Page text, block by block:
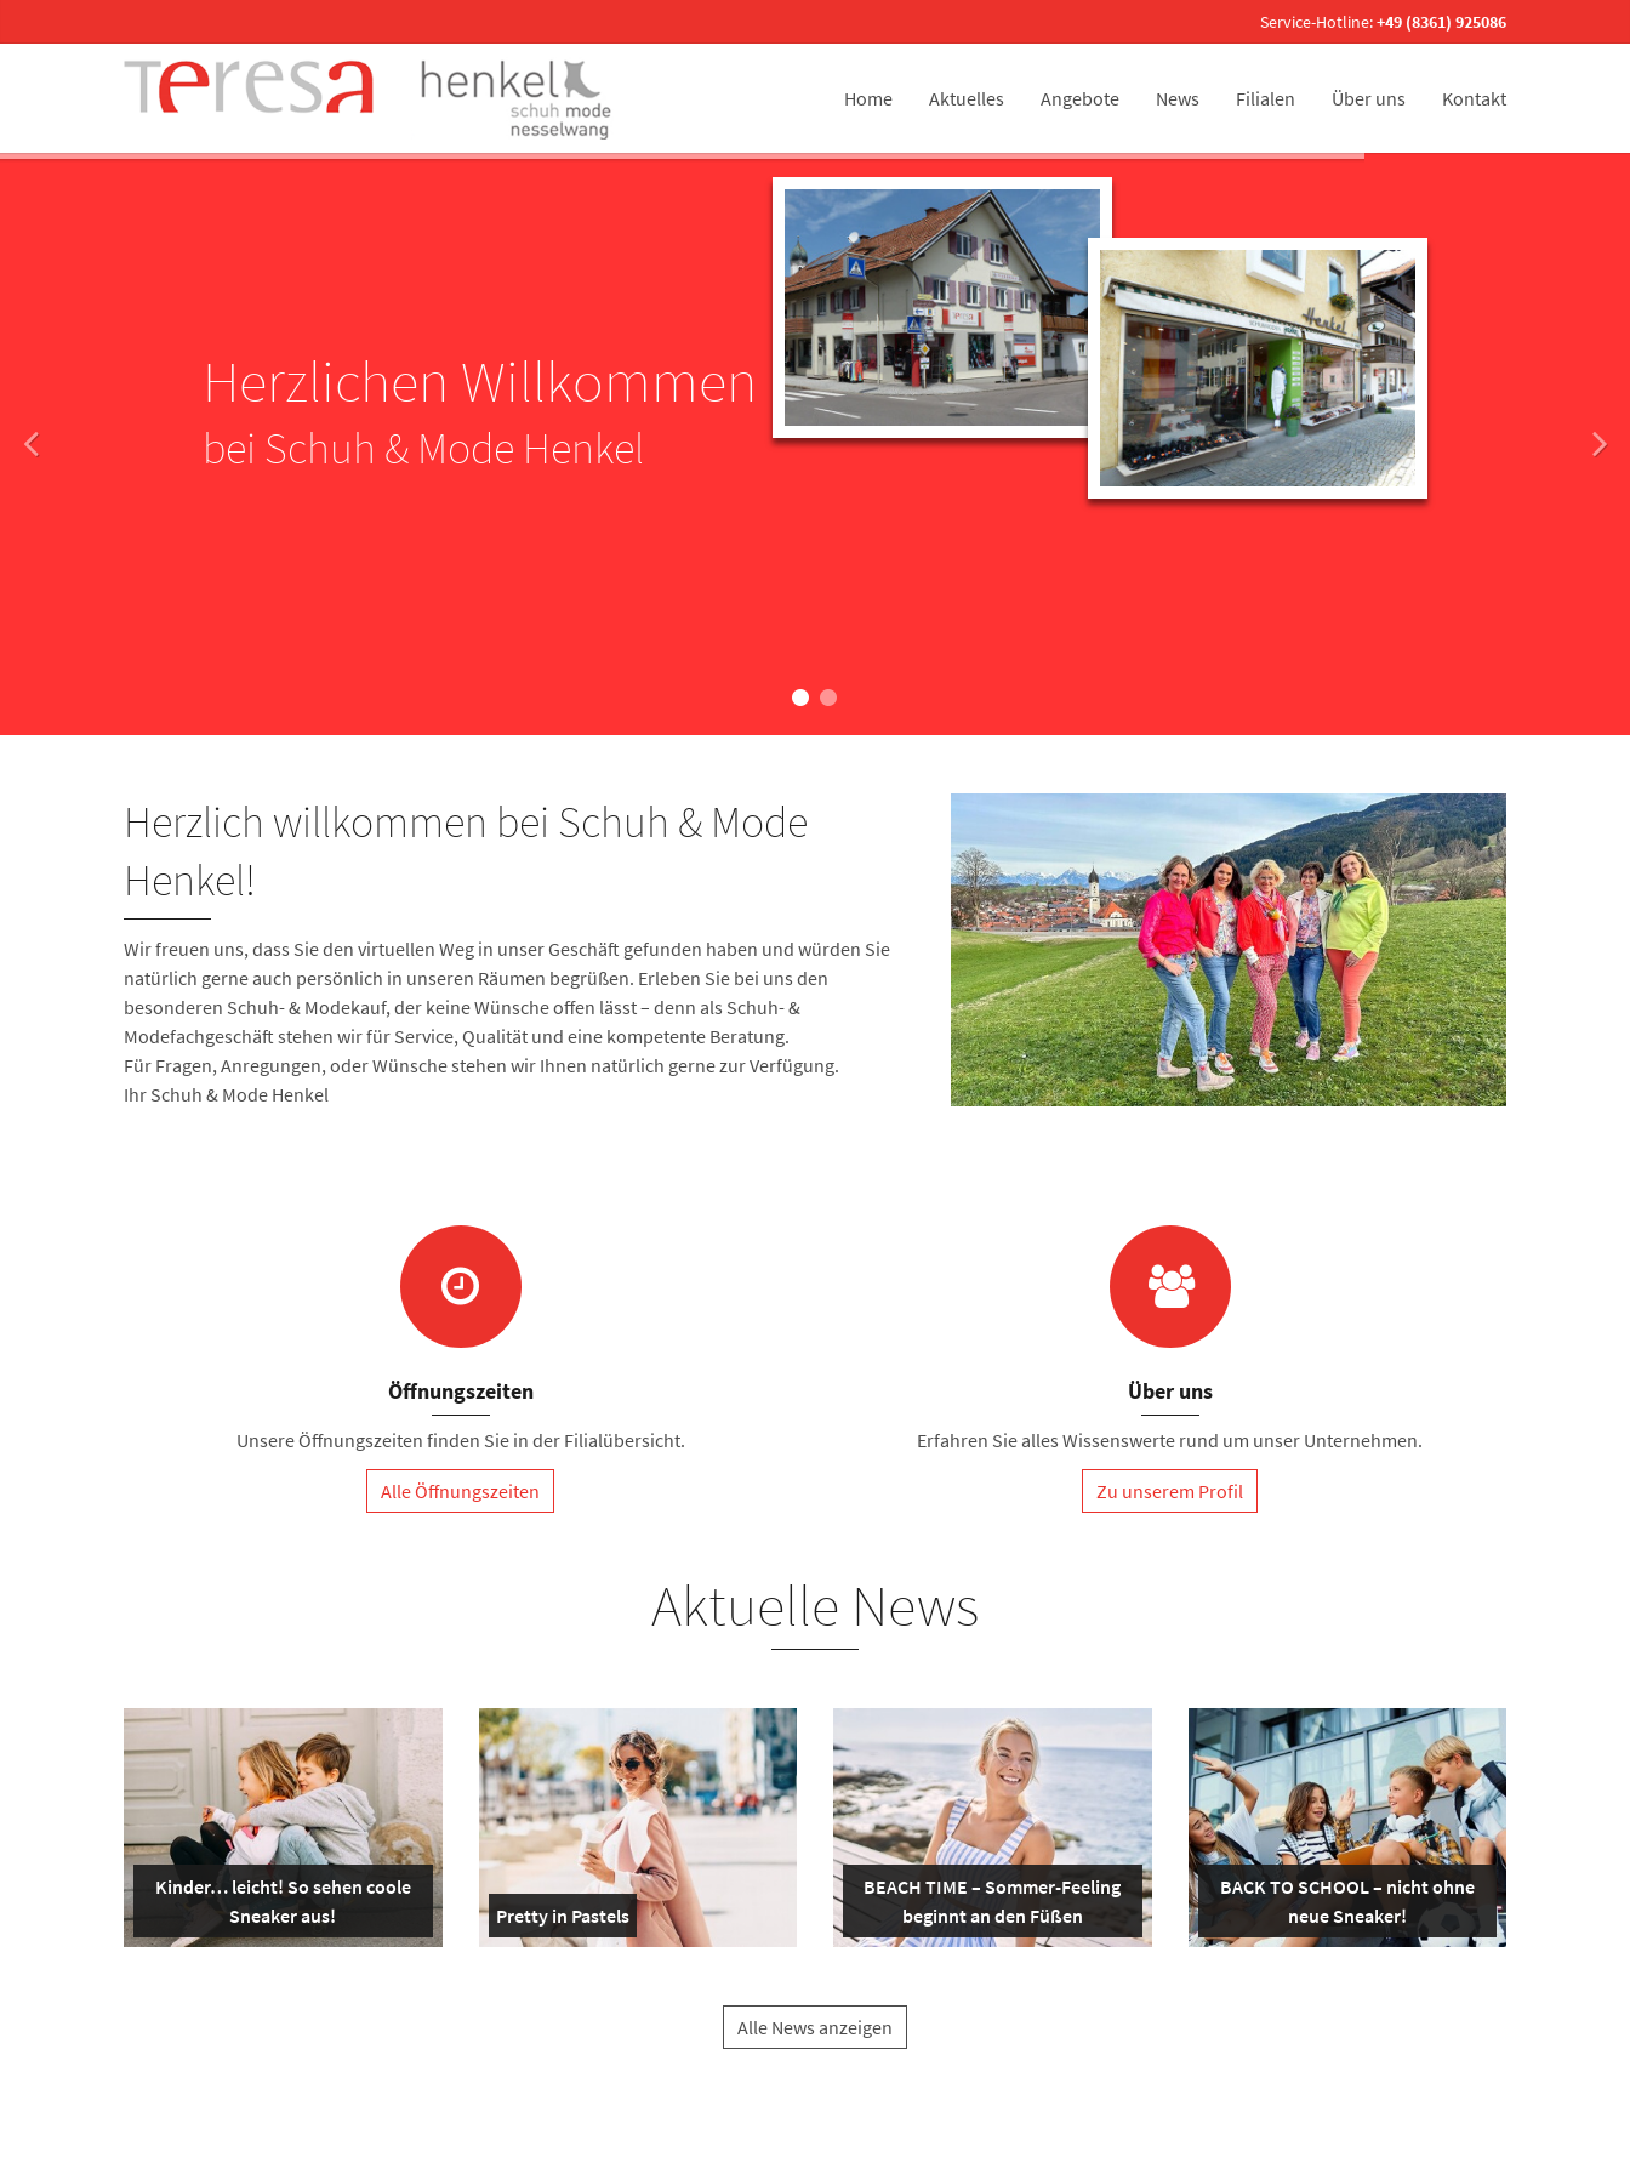
Service-Hotline:+49 (8361) 925086
Home Aktuelles Angebote News Filialen Über uns Kontakt
Herzlichen Willkommen
bei Schuh & Mode Henkel
Herzlich willkommen bei Schuh & Mode
Henkel!
Wir freuen uns, dass Sie den virtuellen Weg in unser Geschäft gefunden haben und würden Sie
natürlich gerne auch persönlich in unseren Räumen begrüßen. Erleben Sie bei uns den
besonderen Schuh- & Modekauf, der keine Wünsche offen lässt – denn als Schuh- &
Modefachgeschäft stehen wir für Service, Qualität und eine kompetente Beratung.
Für Fragen, Anregungen, oder Wünsche stehen wir Ihnen natürlich gerne zur Verfügung.
Ihr Schuh & Mode Henkel
Öffnungszeiten
Unsere Öffnungszeiten finden Sie in der Filialübersicht.
Alle Öffnungszeiten
Über uns
Erfahren Sie alles Wissenswerte rund um unser Unternehmen.
Zu unserem Profil
Aktuelle News
Kinder… leicht! So sehen coole
Sneaker aus!
Pretty in Pastels
BEACH TIME – Sommer-Feeling
beginnt an den Füßen
BACK TO SCHOOL – nicht ohne
neue Sneaker!
Alle News anzeigen